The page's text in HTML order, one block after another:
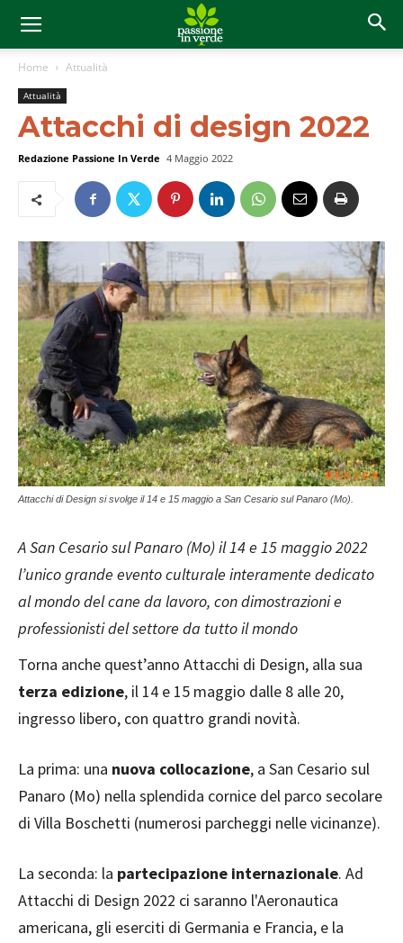
Home Attualità
Attualità
Attacchi di design 2022
Redazione Passione In Verde 4 Maggio 2022
Attacchi di Design si svolge il 14 e 15 maggio a San Cesario sul Panaro (Mo).
A San Cesario sul Panaro (Mo) il 14 e 15 maggio 2022
l’unico grande evento culturale interamente dedicato
al mondo del cane da lavoro, con dimostrazioni e
professionisti del settore da tutto il mondo
Torna anche quest’anno Attacchi di Design, alla sua
terza edizione, il 14 e 15 maggio dalle 8 alle 20,
ingresso libero, con quattro grandi novità.
La prima: una nuova collocazione, a San Cesario sul
Panaro (Mo) nella splendida cornice del parco secolare
di Villa Boschetti (numerosi parcheggi nelle vicinanze).
La seconda: la partecipazione internazionale. Ad
Attacchi di Design 2022 ci saranno l'Aeronautica
americana, gli eserciti di Germania e Francia, e la